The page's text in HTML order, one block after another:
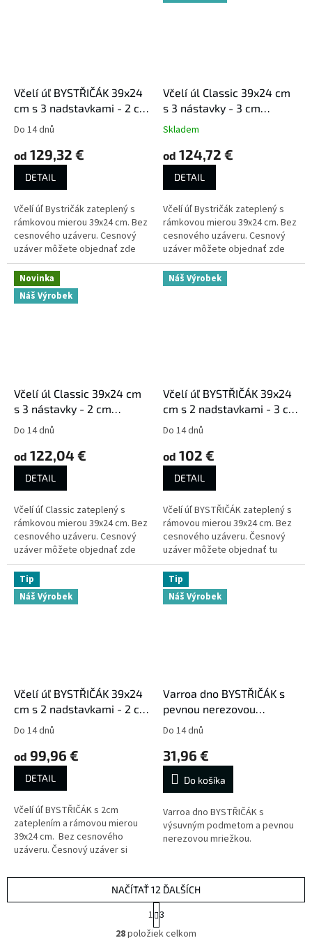
Včelí úľ BYSTŘIČÁK 39x24
cm s 3 nadstavkami - 2 cm
zateplenie
Do 14 dnů
od 129,32 €
DETAIL
Včelí úľ Bystričák zateplený s
rámkovou mierou 39x24 cm. Bez
cesnového uzáveru. Cesnový
uzáver môžete objednať zde
Včelí úl Classic 39x24 cm
s 3 nástavky - 3 cm
zateplení
Skladem
od 124,72 €
DETAIL
Včelí úľ Bystričák zateplený s
rámkovou mierou 39x24 cm. Bez
cesnového uzáveru. Cesnový
uzáver môžete objednať zde
Novinka
Náš Výrobek
Včelí úl Classic 39x24 cm
s 3 nástavky - 2 cm
zateplení
Do 14 dnů
od 122,04 €
DETAIL
Včelí úľ Classic zateplený s
rámkovou mierou 39x24 cm. Bez
cesnového uzáveru. Cesnový
uzáver môžete objednať zde
Náš Výrobek
Včelí úľ BYSTŘIČÁK 39x24
cm s 2 nadstavkami - 3 cm
zateplenie
Do 14 dnů
od 102 €
DETAIL
Včelí úľ BYSTŘIČÁK zateplený s
rámovou mierou 39x24 cm. Bez
cesnového uzáveru. Česnový
uzáver môžete objednať tu
Tip
Náš Výrobek
Včelí úľ BYSTŘIČÁK 39x24
cm s 2 nadstavkami - 2 cm
zateplenie
Do 14 dnů
od 99,96 €
DETAIL
Včelí úľ BYSTŘIČÁK s 2cm
zateplením a rámovou mierou
39x24 cm. Bez cesnového
uzáveru. Česnový uzáver si
Tip
Náš Výrobek
Varroa dno BYSTŘIČÁK s
pevnou nerezovou
mriežkou 39cm
Do 14 dnů
31,96 €
Do košíka
Varroa dno BYSTŘIČÁK s
výsuvným podmetom a pevnou
nerezovou mriežkou.
O
NAČÍTAŤ 12 ĎALŠÍCH
t
r
1 3
28položiek celkom